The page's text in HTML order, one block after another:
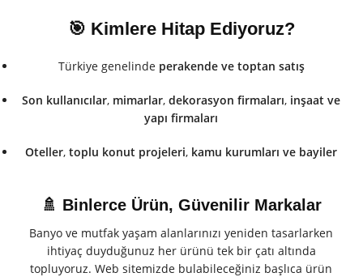
🎯 Kimlere Hitap Ediyoruz?
Türkiye genelinde perakende ve toptan satış
Son kullanıcılar, mimarlar,dekorasyon firmaları, inşaat ve
yapı firmaları
Oteller,toplu konut projeleri, kamu kurumları ve bayiler
🚿 Binlerce Ürün, Güvenilir Markalar
Banyo ve mutfak yaşam alanlarınızı yeniden tasarlarken
ihtiyaç duyduğunuz her ürünü tek bir çatı altında
topluyoruz. Web sitemizde bulabileceğiniz başlıca ürün